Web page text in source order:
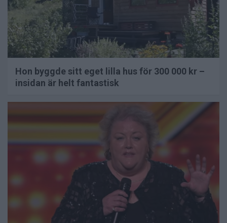
Hon byggde sitt eget lilla hus för 300 000 kr –
insidan är helt fantastisk